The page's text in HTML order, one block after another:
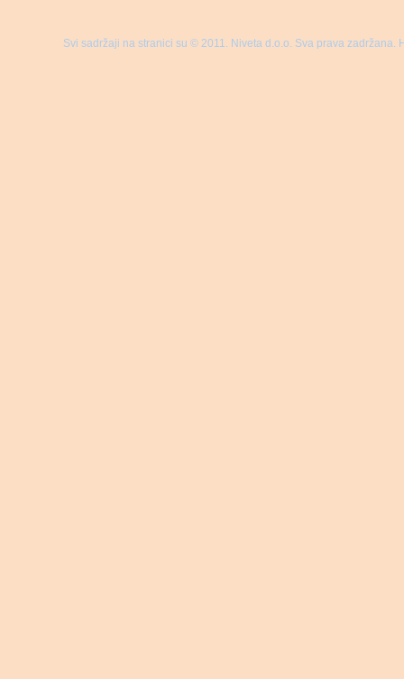
Svi sadržaji na stranici su © 2011. Niveta d.o.o. Sva prava zadržana.